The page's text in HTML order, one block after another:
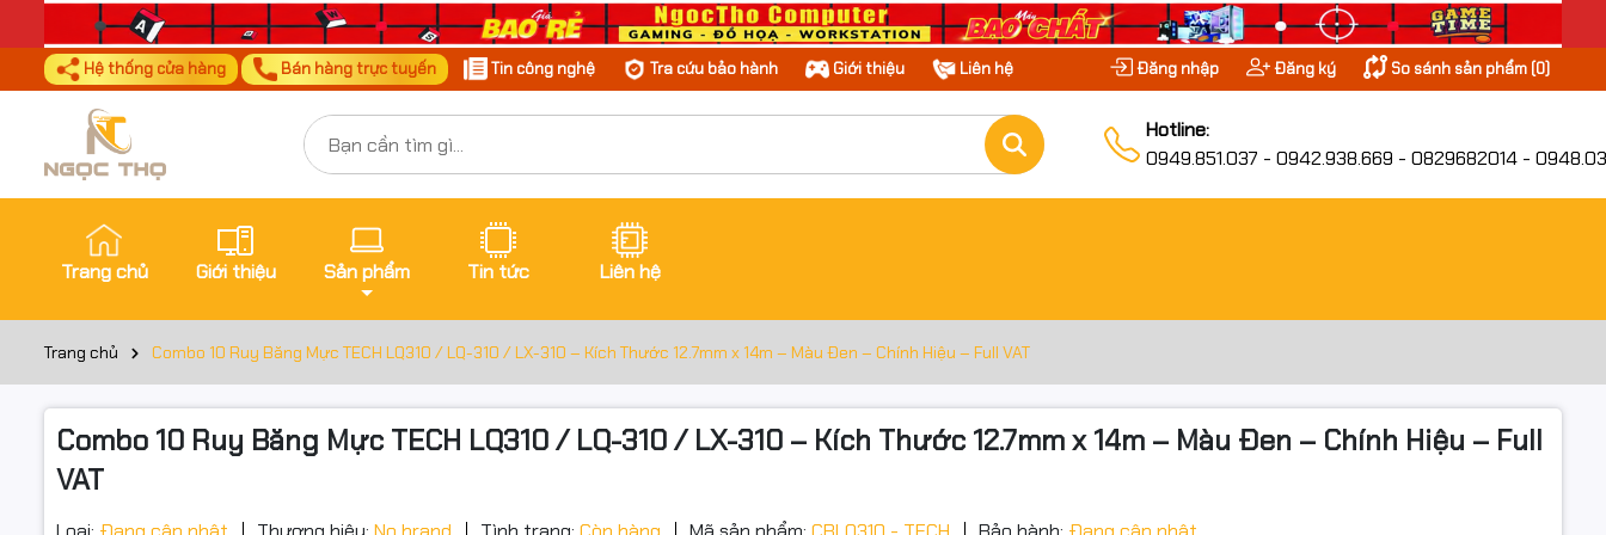
Hệ thống cửa hàng Bán hàng trực tuyến Tin công nghệ Tra cứu bảo hành Giới thiệu Liên hệ Đăng nhập Đăng ký So sánh sản phẩm (0)
Hotline:
0949.851.037 - 0942.938.669 - 0829682014 -
Trang chủ Giới thiệu Sản phẩm Tin tức Liên hệ
Trang chủ Combo 10 Ruy Băng Mực TECH LQ310 / LQ-310 / LX-310 – Kích Thước 12.7mm x 14m – Màu Đen – Chính Hiệu – Full VAT
Combo 10 Ruy Băng Mực TECH LQ310 / LQ-310 / LX-310 – Kích Thước 12.7mm x 14m – Màu Đen – Chính Hiệu – Full
VAT